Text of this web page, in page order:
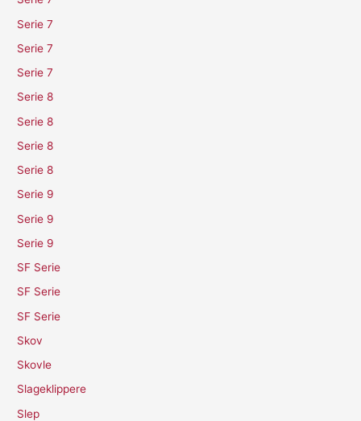
Serie 7
Serie 7
Serie 7
Serie 8
Serie 8
Serie 8
Serie 8
Serie 9
Serie 9
Serie 9
SF Serie
SF Serie
SF Serie
Skov
Skovle
Slageklippere
Slep